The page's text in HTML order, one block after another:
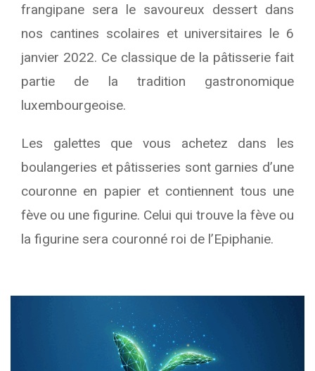
frangipane sera le savoureux dessert dans
nos cantines scolaires et universitaires le 6
janvier 2022. Ce classique de la pâtisserie fait
partie de la tradition gastronomique
luxembourgeoise.
Les galettes que vous achetez dans les
boulangeries et pâtisseries sont garnies d’une
couronne en papier et contiennent tous une
fève ou une figurine. Celui qui trouve la fève ou
la figurine sera couronné roi de l’Epiphanie.